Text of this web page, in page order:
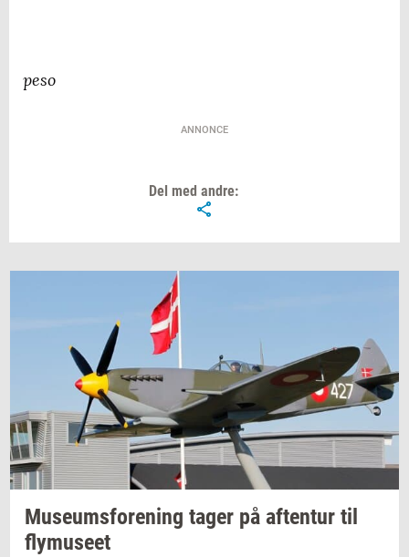
peso
ANNONCE
Del med andre:
Mu­se­ums­for­e­ning tager på af­ten­tur til
fly­mu­se­et